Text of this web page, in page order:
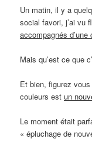
Un matin, il y a
social favori, j’ai vu
accompagnés
Mais qu’est ce que
Et bien, figurez
couleurs estun
Le moment était
« épluchage de